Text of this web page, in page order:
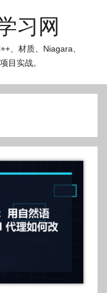
习网
、材质、Niagara、
目实战。